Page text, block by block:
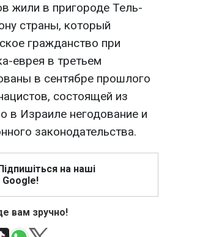
жили в пригороде Тель-
страны, который
гражданство при
еврея в третьем
в сентябре прошлого
состоящей из
Израиле негодование и
законодательства.
на наші
Google!
вам зручно!